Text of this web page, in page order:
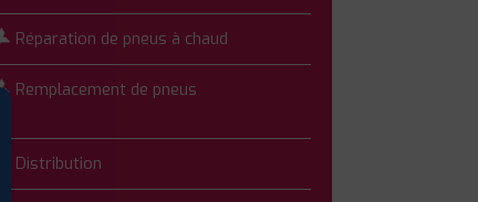
Réparation de pneus à chaud
Remplacement de pneus
Distribution